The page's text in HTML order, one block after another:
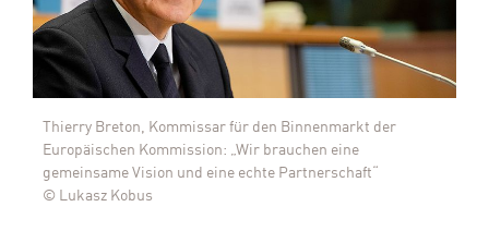
Thierry Breton, Kommissar für den Binnenmarkt der
Europäischen Kommission: „Wir brauchen eine
gemeinsame Vision und eine echte Partnerschaft“
© Lukasz Kobus